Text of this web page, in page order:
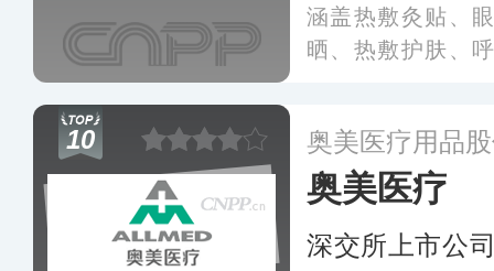
涵盖热敷灸贴、
晒、热敷护肤、
国各地。更多
10 奥美医疗用品
奥美医疗
深交所上市公